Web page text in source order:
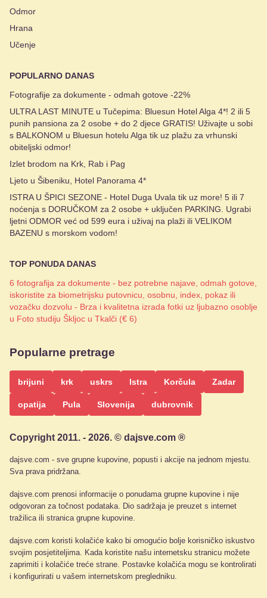
Odmor
Hrana
Učenje
POPULARNO DANAS
Fotografije za dokumente - odmah gotove -22%
ULTRA LAST MINUTE u Tučepima: Bluesun Hotel Alga 4*! 2 ili 5
punih pansiona za 2 osobe + do 2 djece GRATIS! Uživajte u sobi
s BALKONOM u Bluesun hotelu Alga tik uz plažu za vrhunski
obiteljski odmor!
Izlet brodom na Krk, Rab i Pag
Ljeto u Šibeniku, Hotel Panorama 4*
ISTRA U ŠPICI SEZONE - Hotel Duga Uvala tik uz more! 5 ili 7
noćenja s DORUČKOM za 2 osobe + uključen PARKING. Ugrabi
ljetni ODMOR već od 599 eura i uživaj na plaži ili VELIKOM
BAZENU s morskom vodom!
TOP PONUDA DANAS
6 fotografija za dokumente - bez potrebne najave, odmah gotove,
iskoristite za biometrijsku putovnicu, osobnu, index, pokaz ili
vozačku dozvolu - Brza i kvalitetna izrada fotki uz ljubazno osoblje
u Foto studiju Škljoc u Tkalči (€ 6)
Popularne pretrage
brijuni krk uskrs Istra Korčula Zadar
opatija Pula Slovenija dubrovnik
Copyright 2011. - 2026. © dajsve.com ®
dajsve.com - sve grupne kupovine, popusti i akcije na jednom mjestu.
Sva prava pridržana.
dajsve.com prenosi informacije o ponudama grupne kupovine i nije
odgovoran za točnost podataka. Dio sadržaja je preuzet s internet
tražilica ili stranica grupne kupovine.
dajsve.com koristi kolačiće kako bi omogućio bolje korisničko iskustvo
svojim posjetiteljima. Kada koristite našu internetsku stranicu možete
zaprimiti i kolačiće treće strane. Postavke kolačića mogu se kontrolirati
i konfigurirati u vašem internetskom pregledniku.